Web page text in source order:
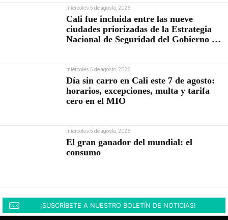
miércoles 5 de agosto, 2026
Cali fue incluida entre las nueve
ciudades priorizadas de la Estrategia
Nacional de Seguridad del Gobierno de
miércoles 5 de agosto, 2026
Día sin carro en Cali este 7 de agosto:
horarios, excepciones, multa y tarifa
cero en el MIO
miércoles 5 de agosto, 2026
El gran ganador del mundial: el
consumo
¡SUSCRÍBETE A NUESTRO BOLETÍN DE NOTICIAS!